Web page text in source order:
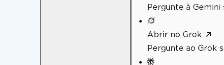
Pergunte à Gemini
Abrir no Grok
Pergunte ao Grok